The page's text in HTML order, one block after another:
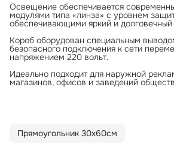
Освещение обеспечивается
модулями типа «линза» с уровнем
обеспечивающими яркий и долговечный
Короб оборудован специальным
безопасного подключения к сети
напряжением 220 вольт.
Идеально подходит для наружной
магазинов, офисов и заведений
Прямоугольник 30х60см